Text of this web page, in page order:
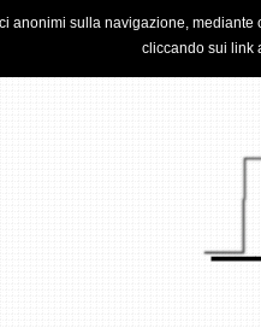
PRIVACY & COOKIE POLICY
anonimi sulla navigazione,
cliccando sui link